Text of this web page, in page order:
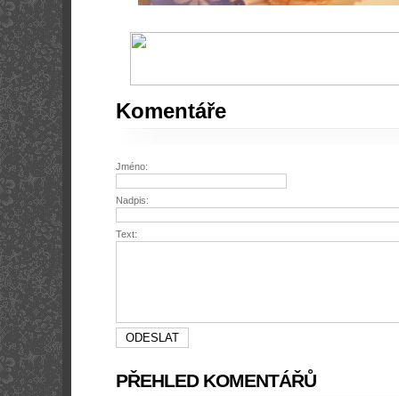
Komentáře
Jméno:
Nadpis:
Text:
PŘEHLED KOMENTÁŘŮ